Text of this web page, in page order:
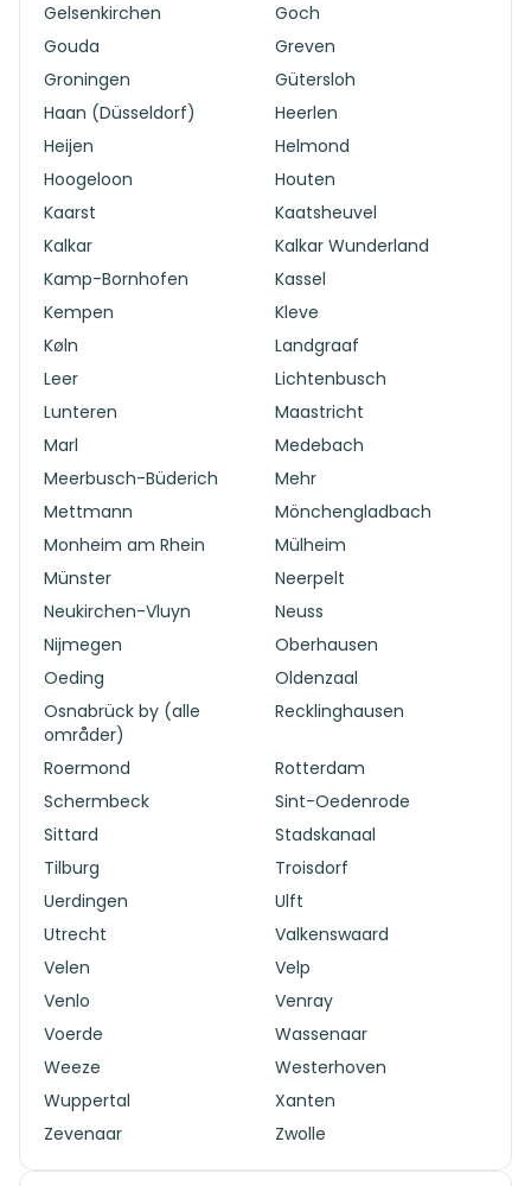
Gelsenkirchen
Goch
Gouda
Greven
Groningen
Gütersloh
Haan (Düsseldorf)
Heerlen
Heijen
Helmond
Hoogeloon
Houten
Kaarst
Kaatsheuvel
Kalkar
Kalkar Wunderland
Kamp-Bornhofen
Kassel
Kempen
Kleve
Køln
Landgraaf
Leer
Lichtenbusch
Lunteren
Maastricht
Marl
Medebach
Meerbusch-Büderich
Mehr
Mettmann
Mönchengladbach
Monheim am Rhein
Mülheim
Münster
Neerpelt
Neukirchen-Vluyn
Neuss
Nijmegen
Oberhausen
Oeding
Oldenzaal
Osnabrück by (alle
områder)
Recklinghausen
Roermond
Rotterdam
Schermbeck
Sint-Oedenrode
Sittard
Stadskanaal
Tilburg
Troisdorf
Uerdingen
Ulft
Utrecht
Valkenswaard
Velen
Velp
Venlo
Venray
Voerde
Wassenaar
Weeze
Westerhoven
Wuppertal
Xanten
Zevenaar
Zwolle